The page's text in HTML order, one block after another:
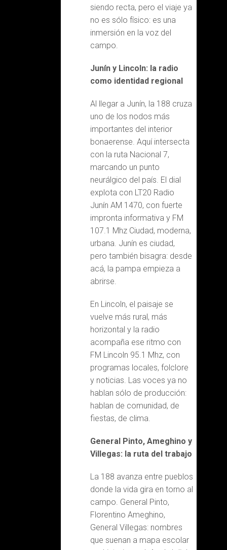
siendo recta, pero el viaje ya
no es sólo físico: es una
inmersión en la voz del
campo.
Junín y Lincoln: la radio
como identidad regional
Al llegar a Junín, la 188 cruza
uno de los nodos más
importantes del interior
bonaerense. Aquí intersecta
con la ruta Nacional 7,
marcando un punto
neurálgico del país. El dial
explota con LT20 Radio
Junín AM 1470, con fuerte
impronta informativa y FM
107.1 Mhz Ciudad, moderna,
urbana. Junín es ciudad,
pero también bisagra: desde
acá, la pampa empieza a
abrirse.
En Lincoln, el paisaje se
vuelve más rural, más
horizontal y la radio
acompaña ese ritmo con
FM Lincoln 95.1 Mhz, con
programas locales, folclore
y noticias. Las voces ya no
hablan sólo de producción:
hablan de comunidad, de
fiestas, de clima.
General Pinto, Ameghino y
Villegas: la ruta del trabajo
La 188 avanza entre pueblos
donde la vida gira en torno al
campo. General Pinto,
Florentino Ameghino,
General Villegas: nombres
que suenan a mapa escolar